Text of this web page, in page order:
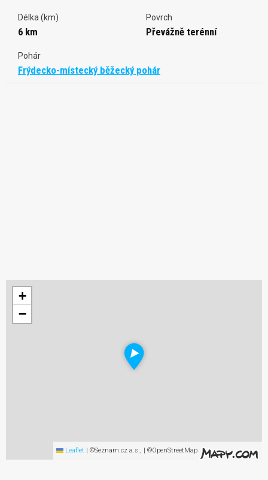
Délka (km)
6 km
Povrch
Převážně terénní
Pohár
Frýdecko-místecký běžecký pohár
+
−
Leaflet | ©Seznam.cz a.s., | ©OpenStreetMap